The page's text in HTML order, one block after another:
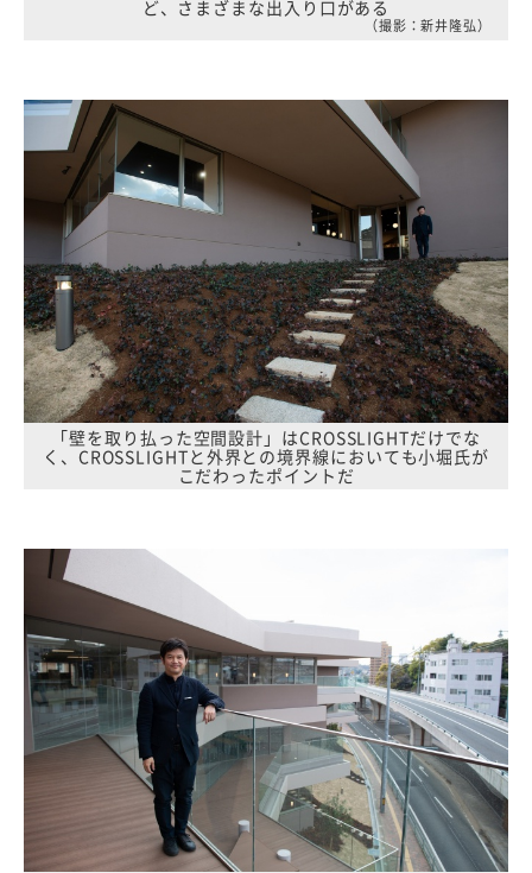
ど、さまざまな出入り口がある
（撮影：新井隆弘）
「壁を取り払った空間設計」はCROSSLIGHTだけでな
く、CROSSLIGHTと外界との境界線においても小堀氏が
こだわったポイントだ